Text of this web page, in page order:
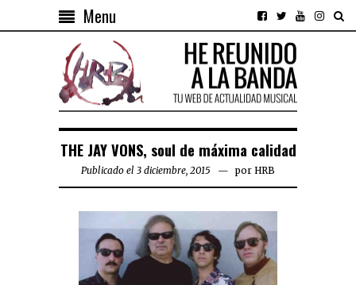
Menu
THE JAY VONS, soul de máxima calidad
Publicado el 3 diciembre, 2015 por HRB